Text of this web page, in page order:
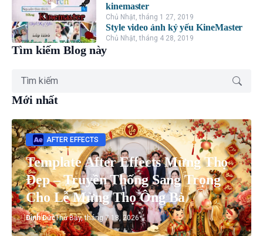
kinemaster
Chủ Nhật, tháng 1 27, 2019
Style video ảnh kỷ yếu KineMaster
Chủ Nhật, tháng 4 28, 2019
Tìm kiếm Blog này
Mới nhất
AFTER EFFECTS
Template After Effects Mừng Thọ
Đẹp – Truyền Thống Sang Trọng
Cho Lễ Mừng Thọ Ông Bà
Đình ĐứcThứ Bảy, tháng 7 18, 2026